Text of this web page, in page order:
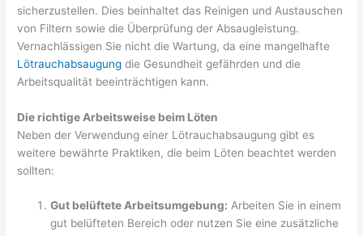
sicherzustellen. Dies beinhaltet das Reinigen und Austauschen
von Filtern sowie die Überprüfung der Absaugleistung.
Vernachlässigen Sie nicht die Wartung, da eine mangelhafte
Lötrauchabsaugung die Gesundheit gefährden und die
Arbeitsqualität beeinträchtigen kann.
Die richtige Arbeitsweise beim Löten
Neben der Verwendung einer Lötrauchabsaugung gibt es
weitere bewährte Praktiken, die beim Löten beachtet werden
sollten:
Gut belüftete Arbeitsumgebung: Arbeiten Sie in einem
gut belüfteten Bereich oder nutzen Sie eine zusätzliche